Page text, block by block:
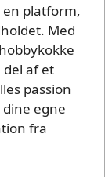
en platform,
Med
af et
passion
egne
fra